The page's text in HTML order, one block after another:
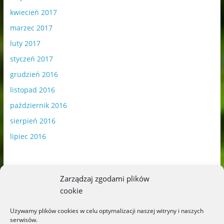
Zarządzaj zgodami plików
cookie
Używamy plików cookies w celu optymalizacji naszej witryny i naszych
serwisów.
kwiecień 2017
marzec 2017
luty 2017
styczeń 2017
grudzień 2016
listopad 2016
październik 2016
sierpień 2016
lipiec 2016